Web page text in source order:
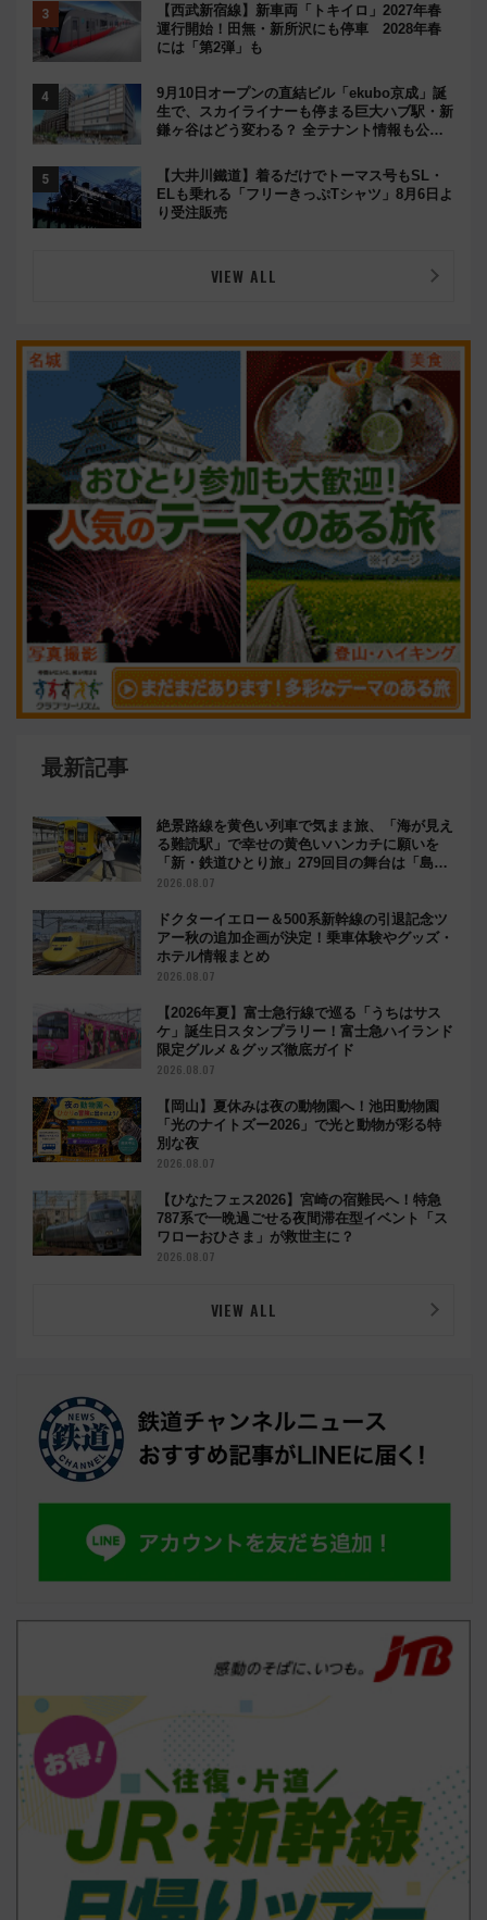
【西武新宿線】新車両「トキイロ」2027年春
運行開始！田無・新所沢にも停車 2028年春
には「第2弾」も
9月10日オープンの直結ビル「ekubo京成」誕
生で、スカイライナーも停まる巨大ハブ駅・新
鎌ヶ谷はどう変わる？ 全テナント情報も公
【大井川鐵道】着るだけでトーマス号もSL・
ELも乗れる「フリーきっぷTシャツ」8月6日よ
り受注販売
VIEW ALL
最新記事
絶景路線を黄色い列車で気まま旅、「海が見え
る難読駅」で幸せの黄色いハンカチに願いを
「新・鉄道ひとり旅」279回目の舞台は「島原
鉄道」
2026.08.07
ドクターイエロー＆500系新幹線の引退記念ツ
アー秋の追加企画が決定！乗車体験やグッズ・
ホテル情報まとめ
2026.08.07
【2026年夏】富士急行線で巡る「うちはサス
ケ」誕生日スタンプラリー！富士急ハイランド
限定グルメ＆グッズ徹底ガイド
2026.08.07
【岡山】夏休みは夜の動物園へ！池田動物園
「光のナイトズー2026」で光と動物が彩る特
別な夜
2026.08.07
【ひなたフェス2026】宮崎の宿難民へ！特急
787系で一晩過ごせる夜間滞在型イベント「ス
ワローおひさま」が救世主に？
2026.08.07
VIEW ALL